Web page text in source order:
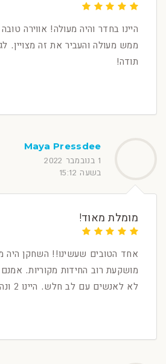
היינו בחדר והיה מעולה! אווירה
ממש מעולה והעביר את זה מצויין.
תודה!
Maya Pressdee
1 בנובמבר 2022
בשעה 15:12
מומלת מאוד!
אחד הטובים שעשינו!! השחקן היה
מושקעת רוב החידות מקוריות.
לא לאנשים עם לב חלש. היינו 2 ונהנינו מאוד!